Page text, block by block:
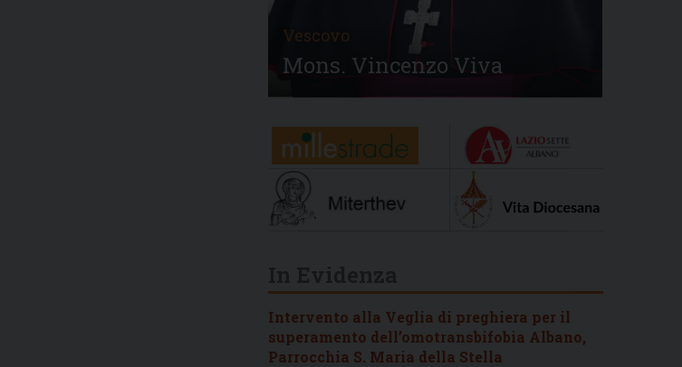
Vescovo
Mons. Vincenzo Viva
Intervento alla Veglia di preghiera per il
superamento dell’omotransbifobia Albano,
Parrocchia S. Maria della Stella